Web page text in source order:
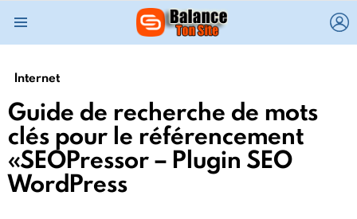
Internet
Guide de recherche de mots
clés pour le référencement
«SEOPressor – Plugin SEO
WordPress